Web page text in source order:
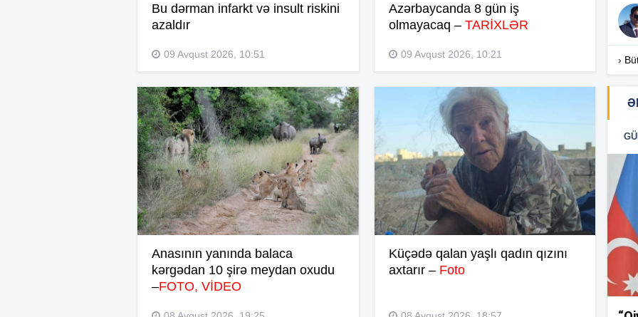
Bu dərman infarkt və insult riskini
azaldır
09 Avqust 2026, 10:51
Azərbaycanda 8 gün iş
olmayacaq –TARİXLƏR
09 Avqust 2026, 10:21
Anasının yanında balaca
kərgədan 10 şirə meydan oxudu
–FOTO, VİDEO
Küçədə qalan yaşlı qadın qızını
axtarır – Foto
›